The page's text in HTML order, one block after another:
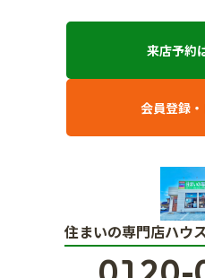
来店予約
会員登録
住まいの専門店ハウ